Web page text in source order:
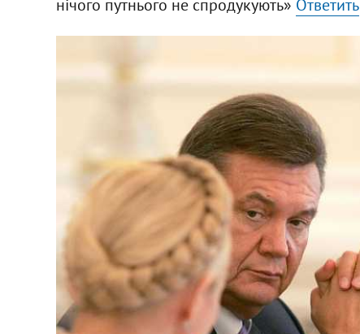
нічого путнього не спродукують» Ответить